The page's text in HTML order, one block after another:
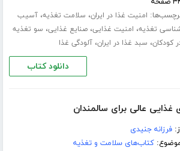
امنیت غذا در ایران، سلامت تغذیه،آسیب
تغذیه، امنیت غذایی،صنایع غذایی، سو تغذیه
کودکان، سبد غذا در ایران،آلودگی غذا
دانلود کتاب
غذایی عالی برای سالمندان
فرزانه جنیدی
کتاب‌های سلامت و تغذیه